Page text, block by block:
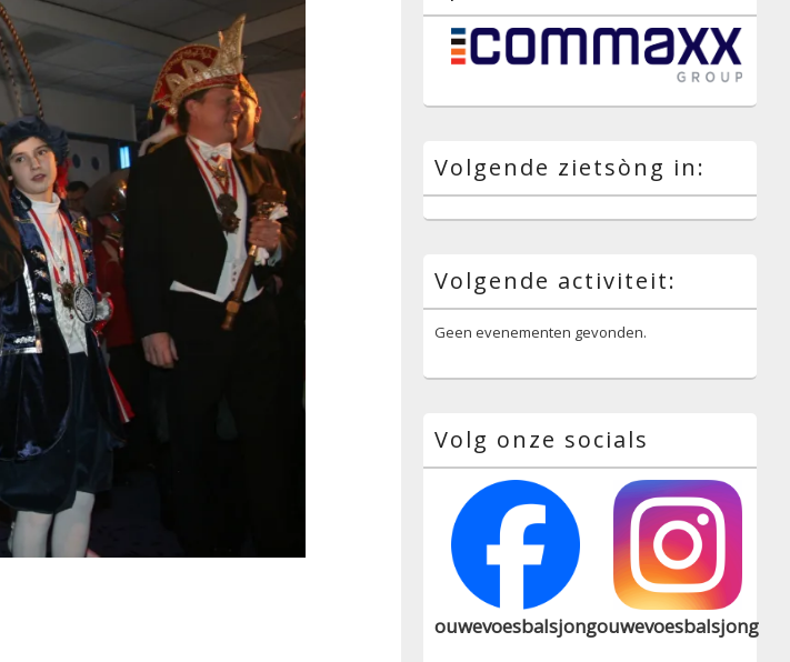
Volgende zietsòng in:
Volgende activiteit:
Geen evenementen gevonden.
Volg onze socials
ouwevoesbalsjongouwevoesbalsjong